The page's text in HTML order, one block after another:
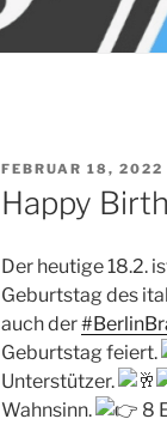
VERÖFFENTLICHT
AM
FEBRUAR 18, 2022
Happy
Der heutige 18.2.
Geburtstag des
auch der
Geburtstag feiert.
Unterstützer.
Wahnsinn.
8